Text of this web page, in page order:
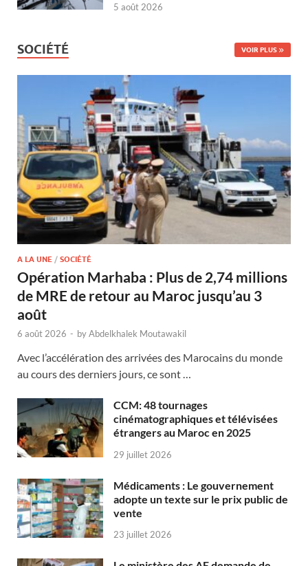
5 août 2026
SOCIÉTÉ VOIR PLUS
A LA UNE / SOCIÉTÉ
Opération Marhaba : Plus de 2,74 millions
de MRE de retour au Maroc jusqu’au 3
août
6 août 2026 - byAbdelkhalek Moutawakil
Avec l’accélération des arrivées des Marocains du monde
au cours des derniers jours, ce sont …
CCM: 48 tournages
cinématographiques et télévisées
étrangers au Maroc en 2025
29 juillet 2026
Médicaments : Le gouvernement
adopte un texte sur le prix public de
vente
23 juillet 2026